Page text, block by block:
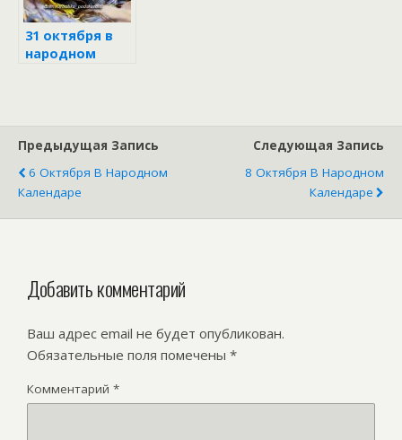
31 октября в
народном
Предыдущая Запись
6 Октября В Народном
Календаре
Следующая Запись
8 Октября В Народном
Календаре
Добавить комментарий
Ваш адрес email не будет опубликован.
Обязательные поля помечены *
Комментарий *